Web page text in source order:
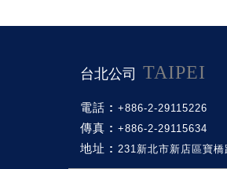
台北公司 TAIPEI
電話 : +886-2-29115226
傳真 : +886-2-29115634
地址 : 231新北市新店區寶